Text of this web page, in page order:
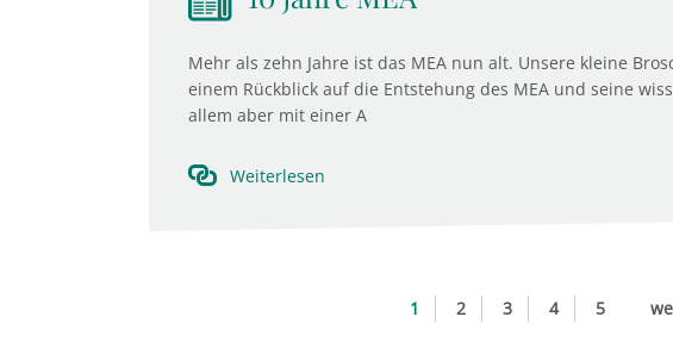
Mehr als zehn Jahre ist das MEA nun alt. Unsere kleine
einem Rückblick auf die Entstehung des MEA und seine
allem aber mit einer A
Weiterlesen
1 2 3 4 5